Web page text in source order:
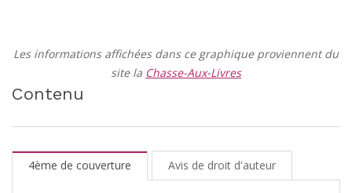
Les informations affichées dans ce graphique proviennent du
site la Chasse-Aux-Livres
Contenu
4ème de couverture Avis de droit d'auteur